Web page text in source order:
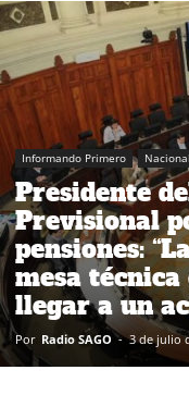
Informando Primero Nacional
Presidente
Previsional
pensiones:
mesa
llegar a un
Por Radio SAGO - 3 de julio